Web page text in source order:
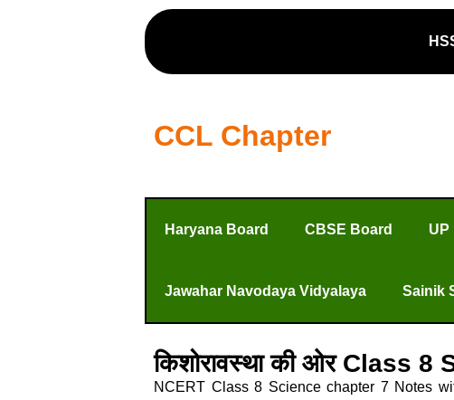
CCL Chapter
Haryana Board CBSE Board UP
Jawahar Navodaya Vidyalaya Sainik
किशोरावस्था की ओर Class
NCERT Class 8 Science chapter 7 Notes